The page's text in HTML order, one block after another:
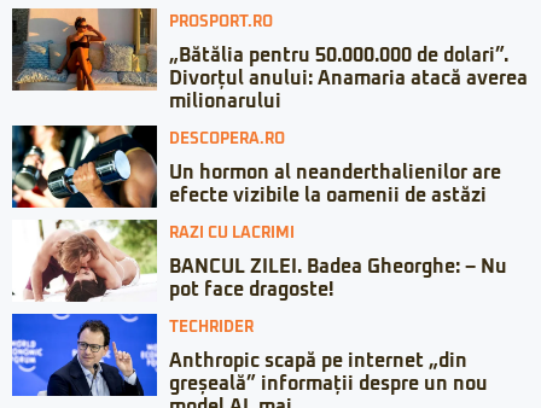
PROSPORT.RO
„Bătălia pentru 50.000.000 de dolari”.
Divorțul anului: Anamaria atacă averea
milionarului
DESCOPERA.RO
Un hormon al neanderthalienilor are
efecte vizibile la oamenii de astăzi
RAZI CU LACRIMI
BANCUL ZILEI. Badea Gheorghe: – Nu
pot face dragoste!
TECHRIDER
Anthropic scapă pe internet „din
greșeală” informații despre un nou